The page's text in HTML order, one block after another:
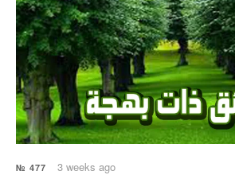
№ 477 3 weeks ago